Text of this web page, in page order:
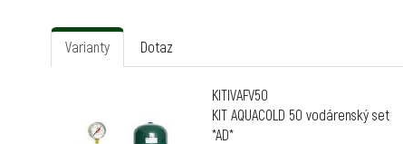
Varianty Dotaz
KITIVAFV50
KIT AQUACOLD 50 vodárenský set
*AD*